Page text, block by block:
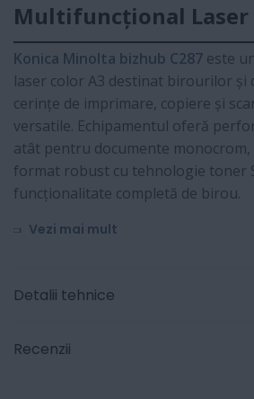
Multifuncțional Laser
Konica Minolta bizhub C287 este
laser color A3 destinat birourilor și
cerințe de imprimare, copiere și
versatile. Echipamentul oferă
atât pentru documente
format robust cu tehnologie toner
funcționalitate completă de birou.
Vezi mai mult
Detalii tehnice
Recenzii